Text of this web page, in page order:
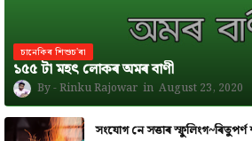
চানেকিৰ শিশুচ'ৰা
১৫৫ টা মহৎ লোকৰ অমৰ বাণী
Rinku Rajowar August 23, 2020
সংযোগ নে সত্তাৰ স্ফুলিংগ~ৰিতুপৰ্ণ